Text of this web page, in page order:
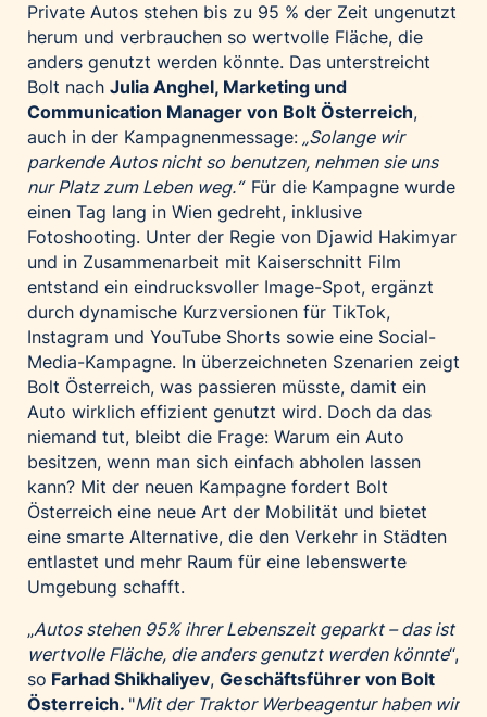
Vollpension
win2day
Wolt
woom bikes
Kontakt
Private Autos stehen bis zu 95 % der Zeit ungenutzt
herum und verbrauchen so wertvolle Fläche, die
anders genutzt werden könnte. Das unterstreicht
Bolt nach Julia Anghel, Marketing und
Communication Manager von Bolt Österreich,
auch in der Kampagnenmessage: „Solange wir
parkende Autos nicht so benutzen, nehmen sie uns
nur Platz zum Leben weg.“ Für die Kampagne wurde
einen Tag lang in Wien gedreht, inklusive
Fotoshooting. Unter der Regie von Djawid Hakimyar
und in Zusammenarbeit mit Kaiserschnitt Film
entstand ein eindrucksvoller Image-Spot, ergänzt
durch dynamische Kurzversionen für TikTok,
Instagram und YouTube Shorts sowie eine Social-
Media-Kampagne. In überzeichneten Szenarien zeigt
Bolt Österreich, was passieren müsste, damit ein
Auto wirklich effizient genutzt wird. Doch da das
niemand tut, bleibt die Frage: Warum ein Auto
besitzen, wenn man sich einfach abholen lassen
kann? Mit der neuen Kampagne fordert Bolt
Österreich eine neue Art der Mobilität und bietet
eine smarte Alternative, die den Verkehr in Städten
entlastet und mehr Raum für eine lebenswerte
Umgebung schafft.
„Autos stehen 95% ihrer Lebenszeit geparkt – das ist
wertvolle Fläche, die anders genutzt werden könnte“,
so Farhad Shikhaliyev, Geschäftsführer von Bolt
Österreich. "Mit der Traktor Werbeagentur haben wir